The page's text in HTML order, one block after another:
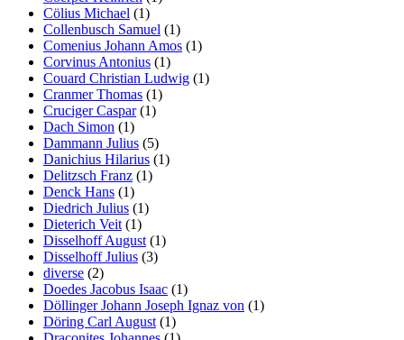
Cölius Michael (1)
Collenbusch Samuel (1)
Comenius Johann Amos (1)
Corvinus Antonius (1)
Couard Christian Ludwig (1)
Cranmer Thomas (1)
Cruciger Caspar(1)
Dach Simon (1)
Dammann Julius (5)
Danichius Hilarius (1)
Delitzsch Franz (1)
Denck Hans (1)
Diedrich Julius (1)
Dieterich Veit (1)
Disselhoff August (1)
Disselhoff Julius (3)
diverse (2)
Doedes Jacobus Isaac (1)
Döllinger Johann Joseph Ignaz von (1)
Döring Carl August (1)